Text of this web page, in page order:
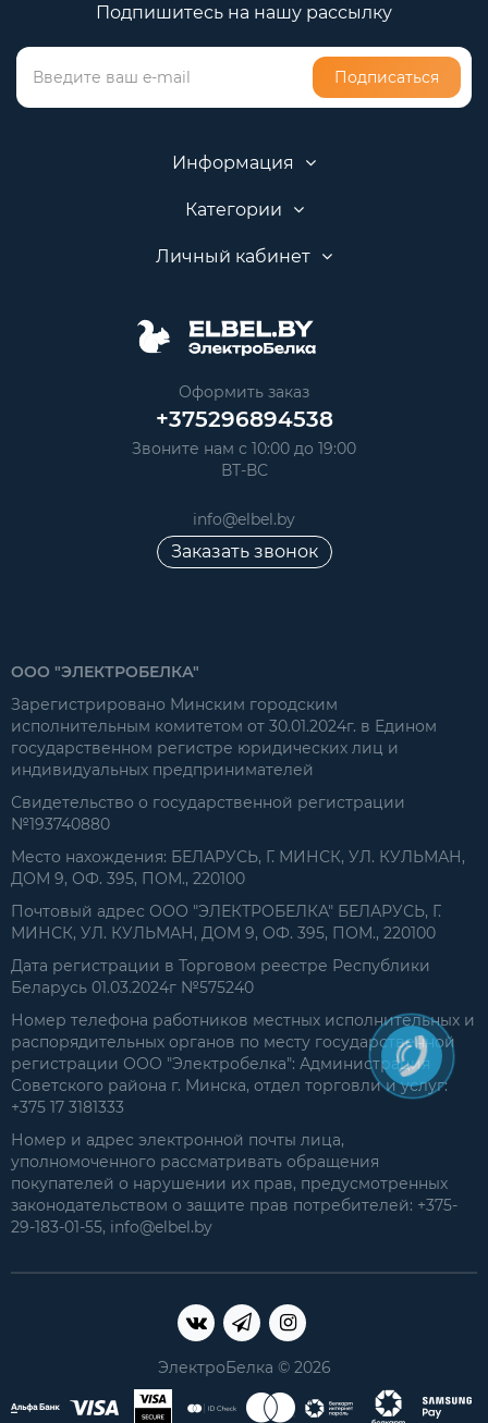
Подпишитесь на нашу рассылку
Подписаться
Информация
Категории
Личный кабинет
Оформить заказ
+375296894538
Звоните нам с 10:00 до 19:00
ВТ-ВС
info@elbel.by
Заказать звонок
ООО "ЭЛЕКТРОБЕЛКА"
Зарегистрировано Минским городским
исполнительным комитетом от 30.01.2024г. в Едином
государственном регистре юридических лиц и
индивидуальных предпринимателей
Свидетельство о государственной регистрации
№193740880
Место нахождения: БЕЛАРУСЬ, Г. МИНСК, УЛ. КУЛЬМАН,
ДОМ 9, ОФ. 395, ПОМ., 220100
Почтовый адрес ООО "ЭЛЕКТРОБЕЛКА" БЕЛАРУСЬ, Г.
МИНСК, УЛ. КУЛЬМАН, ДОМ 9, ОФ. 395, ПОМ., 220100
Дата регистрации в Торговом реестре Республики
Беларусь 01.03.2024г №575240
Номер телефона работников местных исполнительных и
распорядительных органов по месту государственной
регистрации ООО "Электробелка": Администрация
Советского района г. Минска, отдел торговли и услуг:
+375 17 3181333
Номер и адрес электронной почты лица,
уполномоченного рассматривать обращения
покупателей о нарушении их прав, предусмотренных
законодательством о защите прав потребителей: +375-
29-183-01-55, info@elbel.by
ЭлектроБелка © 2026